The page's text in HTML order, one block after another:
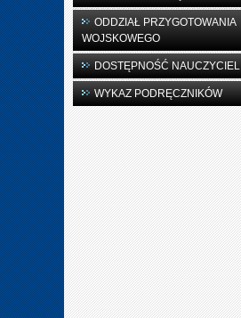
ODDZIAŁ PRZYGOTOWANIA
WOJSKOWEGO
DOSTĘPNOŚĆ NAUCZYCIELI
WYKAZ PODRĘCZNIKÓW